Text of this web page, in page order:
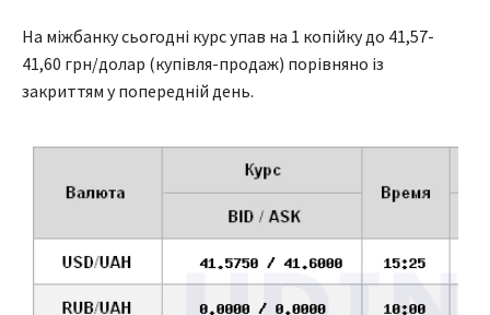
На міжбанку сьогодні курс упав на 1 копійку до 41,57-
41,60 грн/долар (купівля-продаж) порівняно із
закриттям у попередній день.